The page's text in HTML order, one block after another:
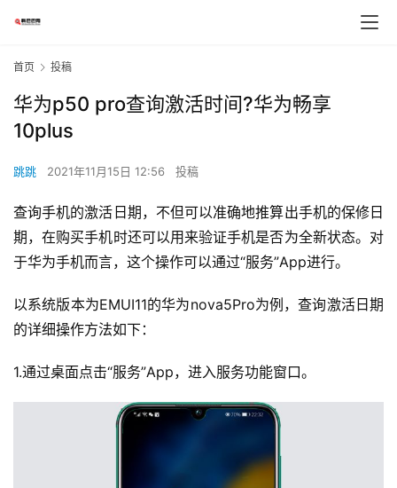
首页 投稿
华为p50 pro查询激活时间?华为畅享
10plus
跳跳 2021年11月15日 12:56 投稿
查询手机的激活日期，不但可以准确地推算出手机的保修日
期，在购买手机时还可以用来验证手机是否为全新状态。对
于华为手机而言，这个操作可以通过“服务”App进行。
以系统版本为EMUI11的华为nova5Pro为例，查询激活日期
的详细操作方法如下：
1.通过桌面点击“服务”App，进入服务功能窗口。